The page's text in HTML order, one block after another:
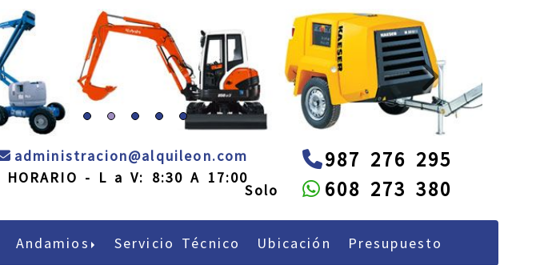
administracion alquileon.com administracion
alquileon.com
HORARIO - L a V: 8:30 A 17:00
987 276 295
608 273 380
Andamios Servicio Técnico Ubicación Presupuesto